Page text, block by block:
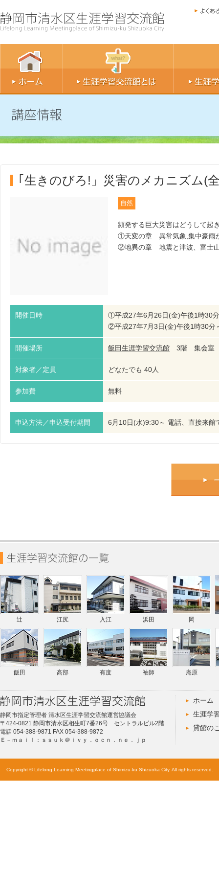
｢生きのびろ!」災害のメカニズム(
自然
頻発する巨大災害はどうして起
①天変の章 異常気象,集中豪雨
②地異の章 地震と津波、富士
開催日時
①平成27年6月26日(金)午後1時30
②平成27年7月3日(金)午後1時30分
開催場所 飯田生涯学習交流館 3階 集会
対象者／定員 どなたでも 40人
参加費 無料
申込方法／申込受付期間 6月10日(水)9:30～ 電話、直接来館
辻 江尻 入江 浜田 岡
飯田 高部 有度 袖師 庵原
静岡市指定管理者 清水区生涯学習交流館運営協議会
〒424-0821 静岡市清水区相生町7番26号 セントラルビル2階
電話 054-388-9871 FAX 054-388-9872
Ｅ－ｍａｉｌ：ｓｓｕｋ＠ｉｖｙ．ｏｃｎ．ｎｅ．ｊｐ
ホーム
生涯学
貸館の
Copyright © Lifelong Learning Meetingplace of Shimizu-ku Shizuoka City. All rights reserved.